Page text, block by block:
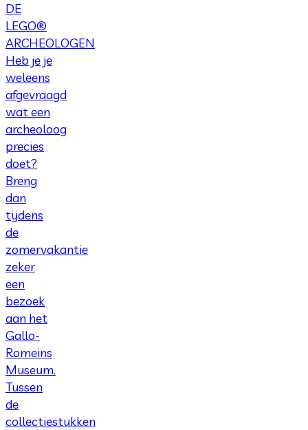
DE
LEGO®
ARCHEOLOGEN
Heb je je
weleens
afgevraagd
wat een
archeoloog
precies
doet?
Breng
dan
tijdens
de
zomervakantie
zeker
een
bezoek
aan het
Gallo-
Romeins
Museum.
Tussen
de
collectiestukken